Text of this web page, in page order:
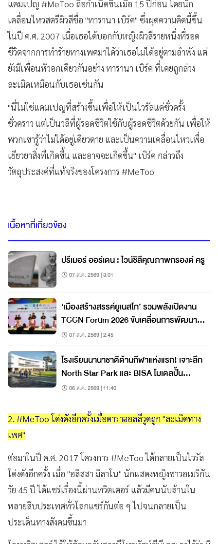
แคมเปญ #MeToo ถือกำเนิดขึ้นเมื่อ 15 ปีก่อน โดยนัก
เคลื่อนไหวสตรีผิวสีชื่อ "ทารานา เบิร์ค" ซึ่งผุดความคิดนี้ขึ้น
ในปี ค.ศ. 2007 เมื่อเธอได้บอกกับหญิงผิวสีรายหนึ่งที่รอด
ชีวิตจากการทำร้ายทางเพศมาได้ว่าเธอไม่ได้อยู่ตามลำพัง แต่
ยังมีเพื่อนหัวอกเดียวกันอย่าง ทารานา เบิร์ค ที่เคยถูกล่วง
ละเมิดเหมือนกับเธอเช่นกัน
"นี่ไม่ใช่แคมเปญที่สร้างขึ้นเพื่อให้เป็นไวรัลแค่ชั่วครั้ง
ชั่วคราว แต่เป็นวลีที่ผู้รอดชีวิตใช้กับผู้รอดชีวิตด้วยกัน เพื่อให้
พวกเขารู้ว่าไม่ได้อยู่เดียวดาย และเป็นความเคลื่อนไหวเพื่อ
เยียวยาสิ่งที่เกิดขึ้น และอาจจะเกิดขึ้น" เบิร์ค กล่าวถึง
วัตถุประสงค์ที่แท้จริงของโครงการ #MeToo
เนื้อหาที่เกี่ยวข้อง
ปรีเมอร์ ออร์เดน : ไวน์ชิลีคุณภาพกรองด์ ครู
07 ส.ค. 2569 | 3:01
‘เมืองสร้างสรรค์ยูเนสโก’ รวมพลังเปิดงาน
TCCN Forum 2026 ขับเคลื่อนการพัฒนา
เมืองอย่างยั่งยืน
07 ส.ค. 2569 | 2:45
โรงเรียนนานาชาติด้านกีฬาแห่งแรก! เจาะลึก
North Star Park และ BISA โมเดลปั้น
นักกีฬาแนวใหม่
06 ส.ค. 2569 | 11:40
2. #MeToo โด่งดังอีกครั้งเมื่อดาราฮอลลีวูดถูก "ละเมิดทาง
เพศ"
ต่อมาในปี ค.ศ. 2017 โครงการ #MeToo ได้กลายเป็นไวรัล
โด่งดังอีกครั้ง เมื่อ "อลิสสา มิลาโน" นักแสดงหญิงชาวอเมริกัน
วัย 45 ปี ได้แชร์เรื่องนี้ผ่านทวิตเตอร์ แล้วมีคนนับล้านใน
หลายสิบประเทศทั่วโลกแชร์กันต่อ ๆ ไปจนกลายเป็น
ประเด็นทางสังคมขึ้นมา